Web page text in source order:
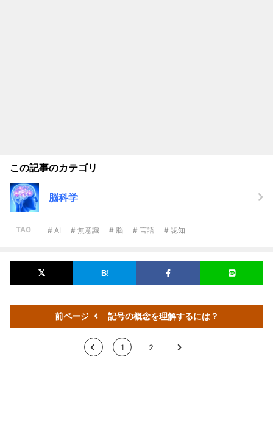
この記事のカテゴリ
脳科学
TAG # AI # 無意識 # 脳 # 言語 # 認知
前ページ 記号の概念を理解するには？
< 1 2 >